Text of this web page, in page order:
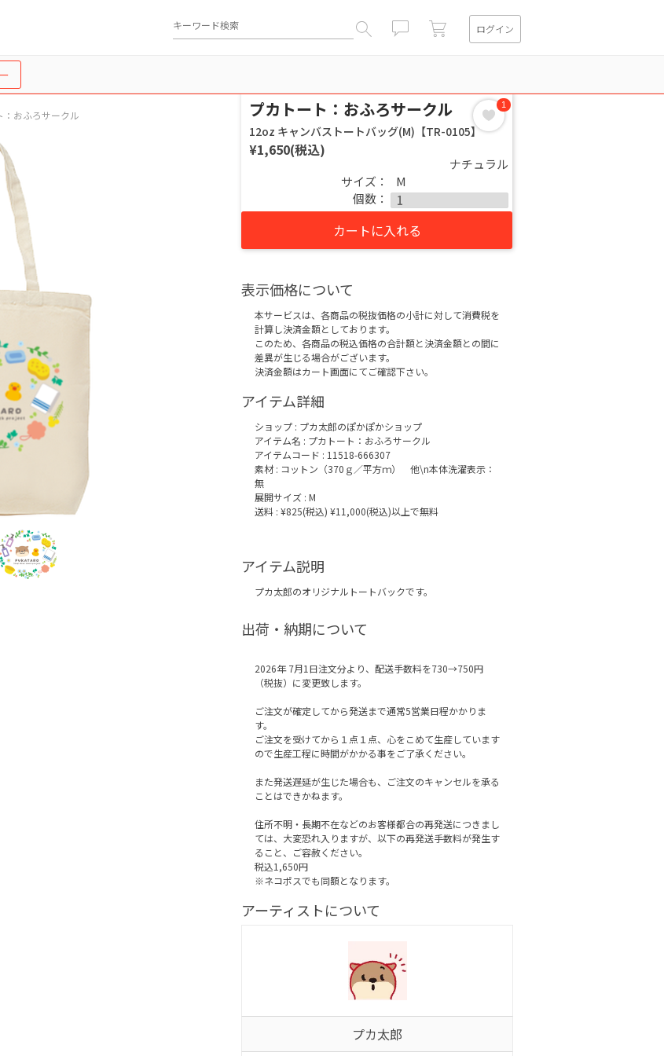
ログイン
プカトート：おふろサークル
12oz キャンバストートバッグ(M)【TR-0105】
¥1,650(税込)
1
ナチュラル
サイズ：
M
個数：
カートに入れる
：おふろサークル
表示価格について
本サービスは、各商品の税抜価格の小計に対して消費税を
計算し決済金額としております。
このため、各商品の税込価格の合計額と決済金額との間に
差異が生じる場合がございます。
決済金額はカート画面にてご確認下さい。
アイテム詳細
ショップ : プカ太郎のぽかぽかショップ
アイテム名 : プカトート：おふろサークル
アイテムコード : 11518-666307
素材 : コットン（370ｇ／平方ｍ） 他\n本体洗濯表示：
無
展開サイズ : M
送料 : ¥825(税込) ¥11,000(税込)以上で無料
アイテム説明
プカ太郎のオリジナルトートバックです。
出荷・納期について
2026年 7月1日注文分より、配送手数料を730→750円
（税抜）に変更致します。
ご注文が確定してから発送まで通常5営業日程かかりま
す。
ご注文を受けてから１点１点、心をこめて生産しています
ので生産工程に時間がかかる事をご了承ください。
また発送遅延が生じた場合も、ご注文のキャンセルを承る
ことはできかねます。
住所不明・長期不在などのお客様都合の再発送につきまし
ては、大変恐れ入りますが、以下の再発送手数料が発生す
ること、ご容赦ください。
税込1,650円
※ネコポスでも同額となります。
アーティストについて
プカ太郎